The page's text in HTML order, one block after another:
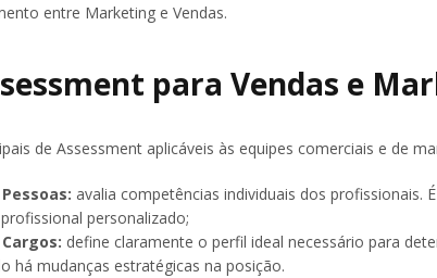
entre Marketing e Vendas.
para Vendas e
de Assessment aplicáveis às equipes comerciais e de
avalia competências individuais dos profissionais.
personalizado;
define claramente o perfil ideal necessário para
há mudanças estratégicas na posição.